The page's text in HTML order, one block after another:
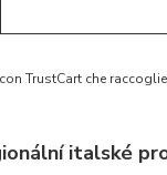
TrustCart che
italské